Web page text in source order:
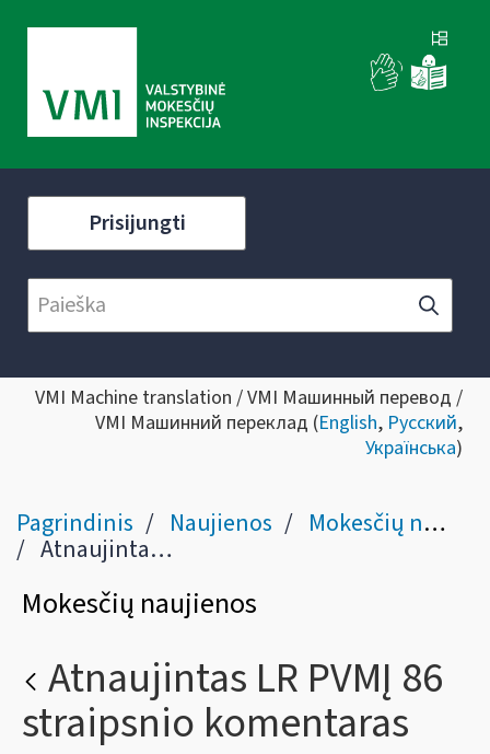
Prisijungti
VMI Machine translation / VMI Машинный перевод /
VMI Машинний переклад (English, Русский,
Українська)
Pagrindinis Naujienos Mokesčių naujienos
Atnaujintas LR PVMĮ 86 straipsnio komentaras
Mokesčių naujienos
Atnaujintas LR PVMĮ 86
straipsnio komentaras